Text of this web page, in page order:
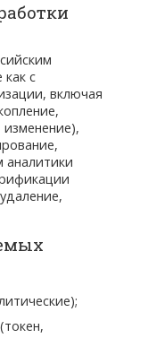
с
включая
аналитики